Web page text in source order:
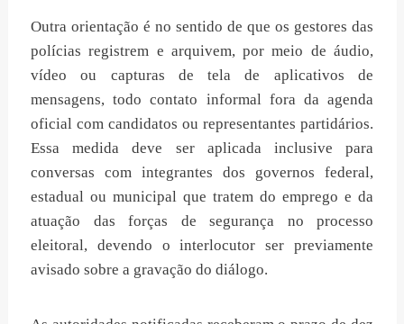
Outra orientação é no sentido de que os gestores das
polícias registrem e arquivem, por meio de áudio,
vídeo ou capturas de tela de aplicativos de
mensagens, todo contato informal fora da agenda
oficial com candidatos ou representantes partidários.
Essa medida deve ser aplicada inclusive para
conversas com integrantes dos governos federal,
estadual ou municipal que tratem do emprego e da
atuação das forças de segurança no processo
eleitoral, devendo o interlocutor ser previamente
avisado sobre a gravação do diálogo.